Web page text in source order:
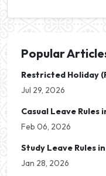
Popular
Restricted Holiday
Jul 29, 2026
Casual Leave Rules
Feb 06, 2026
Study Leave Rules in
Jan 28, 2026